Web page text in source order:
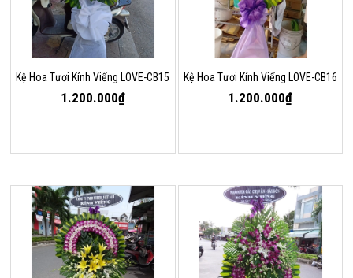
Kệ Hoa Tươi Kính Viếng LOVE-CB15
1.200.000₫
Kệ Hoa Tươi Kính Viếng LOVE-CB16
1.200.000₫